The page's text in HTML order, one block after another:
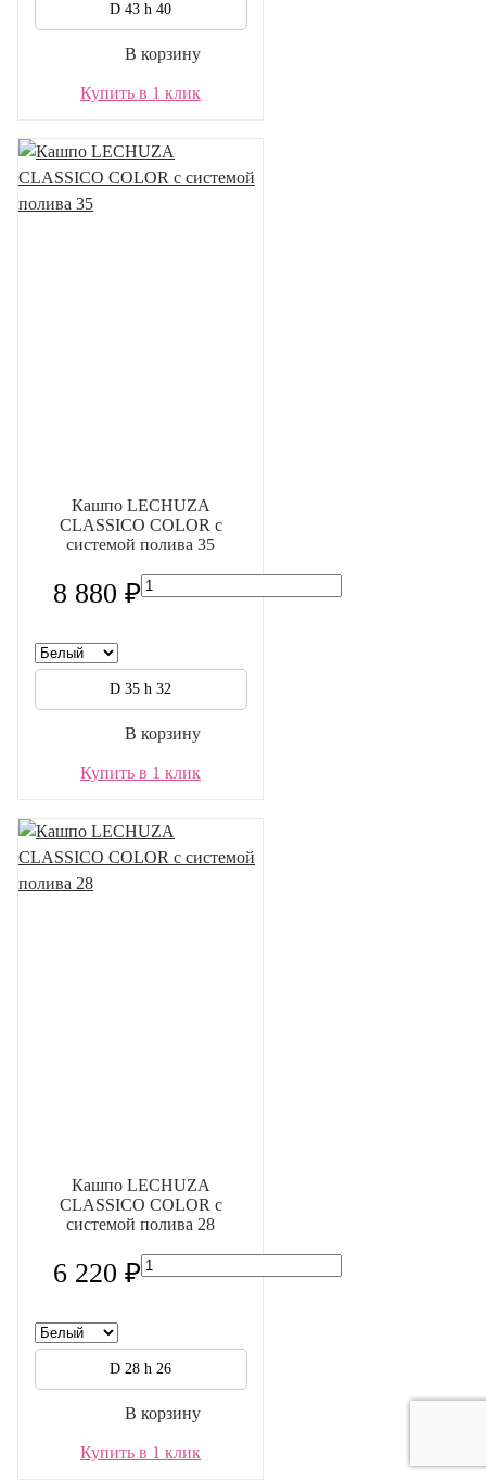
D 43 h 40
В корзину
Купить в 1 клик
Кашпо LECHUZA
CLASSICO COLOR с
системой полива 35
8 880 ₽
D 35 h 32
В корзину
Купить в 1 клик
Кашпо LECHUZA
CLASSICO COLOR с
системой полива 28
6 220 ₽
D 28 h 26
В корзину
Купить в 1 клик